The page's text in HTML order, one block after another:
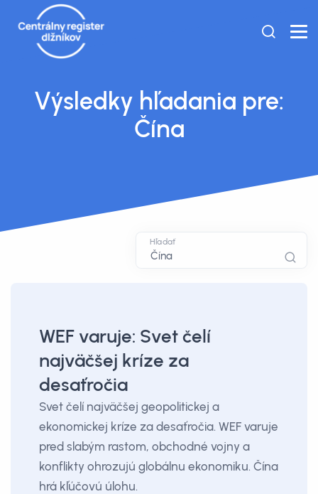
Výsledky hľadania pre:
Čína
Hľadať
WEF varuje: Svet čelí
najväčšej kríze za
desaťročia
Svet čelí najväčšej geopolitickej a
ekonomickej kríze za desaťročia. WEF varuje
pred slabým rastom, obchodné vojny a
konflikty ohrozujú globálnu ekonomiku. Čína
hrá kľúčovú úlohu.